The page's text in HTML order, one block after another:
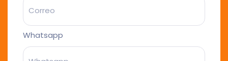
Whatsapp